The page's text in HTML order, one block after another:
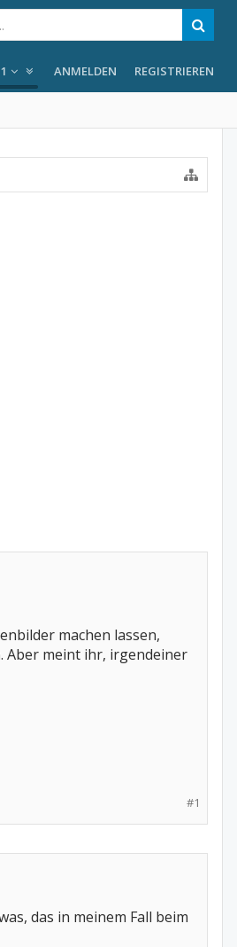
ANMELDEN REGISTRIEREN
machen lassen,
Aber meint ihr, irgendeiner
#1
das in meinem Fall beim